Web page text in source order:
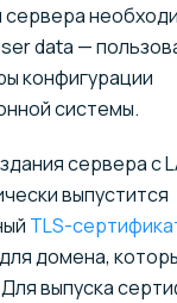
сервера
data —
конфигурации
системы.
сервера с
выпустится
TLS-
для домена,
выпуска